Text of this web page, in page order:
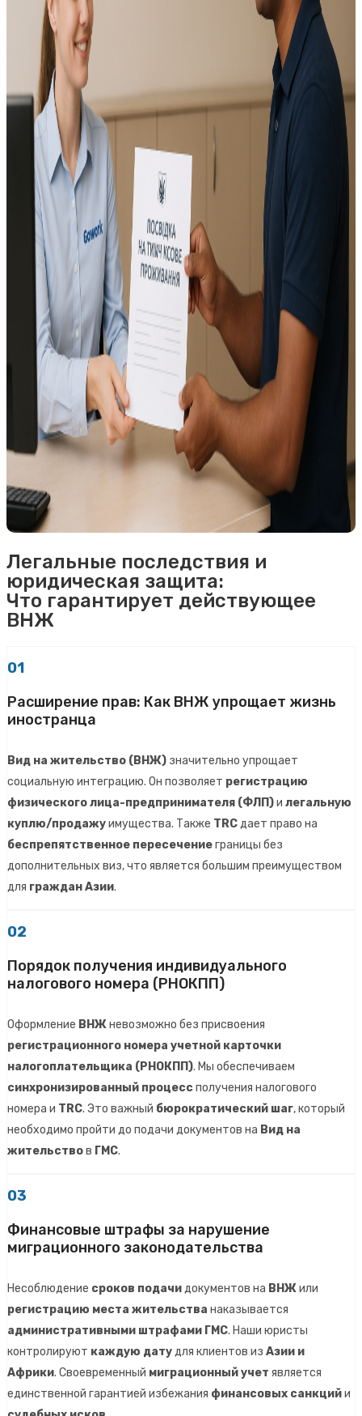
Легальные последствия и
юридическая защита:
Что гарантирует действующее
ВНЖ
01
Расширение прав: Как ВНЖ упрощает жизнь
иностранца
Вид на жительство (ВНЖ) значительно упрощает
социальную интеграцию. Он позволяет регистрацию
физического лица-предпринимателя (ФЛП)и легальную
куплю/продажуимущества. Также TRCдает право на
беспрепятственное пересечениеграницы без
дополнительных виз, что является большим преимуществом
для граждан Азии.
02
Порядок получения индивидуального
налогового номера (РНОКПП)
Оформление ВНЖневозможно без присвоения
регистрационного номера учетной карточки
налогоплательщика (РНОКПП). Мы обеспечиваем
синхронизированный процессполучения налогового
номера и TRC. Это важный бюрократический шаг, который
необходимо пройти до подачи документов на Вид на
жительствов ГМС.
03
Финансовые штрафы за нарушение
миграционного законодательства
Несоблюдение сроков подачидокументов на ВНЖили
регистрацию места жительства наказывается
административными штрафами ГМС. Наши юристы
контролируют каждую датудля клиентов из Азии и
Африки. Своевременный миграционный учет является
единственной гарантией избежания финансовых санкцийи